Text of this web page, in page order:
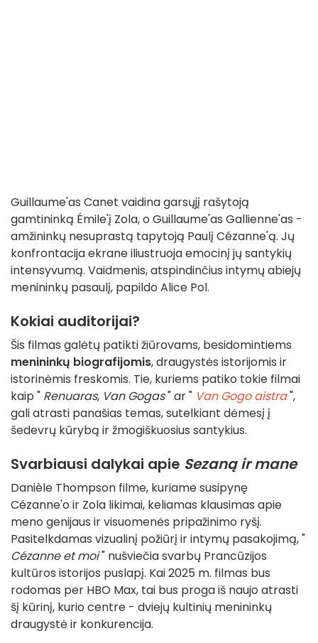
Guillaume'as Canet vaidina garsųjį rašytoją
gamtininką Émile'į Zola, o Guillaume'as Gallienne'as -
amžininkų nesuprastą tapytoją Paulį Cézanne'ą. Jų
konfrontacija ekrane iliustruoja emocinį jų santykių
intensyvumą. Vaidmenis, atspindinčius intymų abiejų
menininkų pasaulį, papildo Alice Pol.
Kokiai auditorijai?
Šis filmas galėtų patikti žiūrovams, besidomintiems
menininkų biografijomis, draugystės istorijomis ir
istorinėmis freskomis. Tie, kuriems patiko tokie filmai
kaip " Renuaras, Van Gogas" ar " Van Gogo aistra",
gali atrasti panašias temas, sutelkiant dėmesį į
šedevrų kūrybą ir žmogiškuosius santykius.
Svarbiausi dalykai apie Sezaną ir mane
Danièle Thompson filme, kuriame susipynę
Cézanne'o ir Zola likimai, keliamas klausimas apie
meno genijaus ir visuomenės pripažinimo ryšį.
Pasitelkdamas vizualinį požiūrį ir intymų pasakojimą, "
Cézanne et moi" nušviečia svarbų Prancūzijos
kultūros istorijos puslapį. Kai 2025 m. filmas bus
rodomas per HBO Max, tai bus proga iš naujo atrasti
šį kūrinį, kurio centre - dviejų kultinių menininkų
draugystė ir konkurencija.